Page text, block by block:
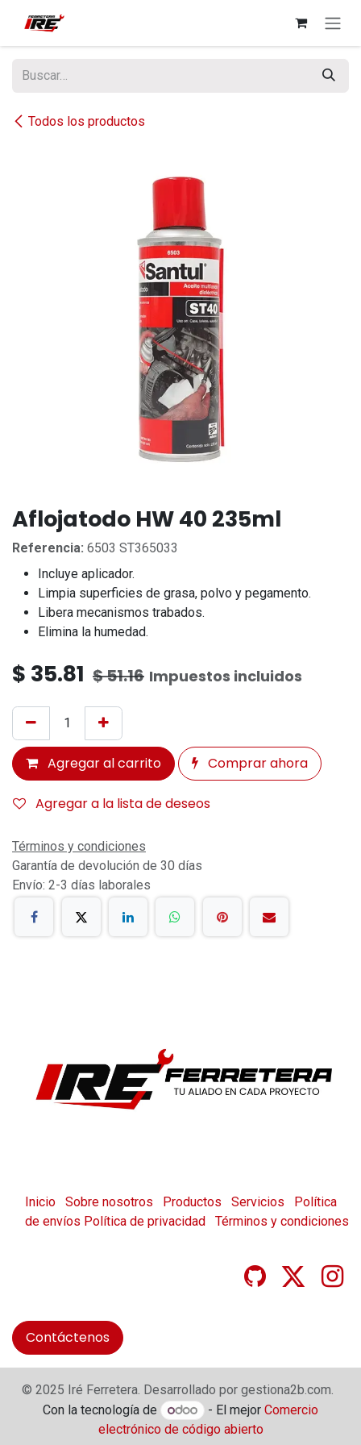
Todos los productos
Aflojatodo HW 40 235ml
Referencia: 6503 ST365033
Incluye aplicador.
Limpia superficies de grasa, polvo y pegamento.
Libera mecanismos trabados.
Elimina la humedad.
$ 35.81 $51.16 Impuestos incluidos
Agregar al carrito Comprar ahora
Agregar a la lista de deseos
Términos y condiciones
Garantía de devolución de 30 días
Envío: 2-3 días laborales
Inicio Sobre nosotros Productos Servicios
Política
de envíos Política de privacidad Términos y condiciones
Contáctenos
© 2025 Iré Ferretera. Desarrollado por gestiona2b.com.
Con la tecnología de
- El mejor Comercio
electrónico de código abierto